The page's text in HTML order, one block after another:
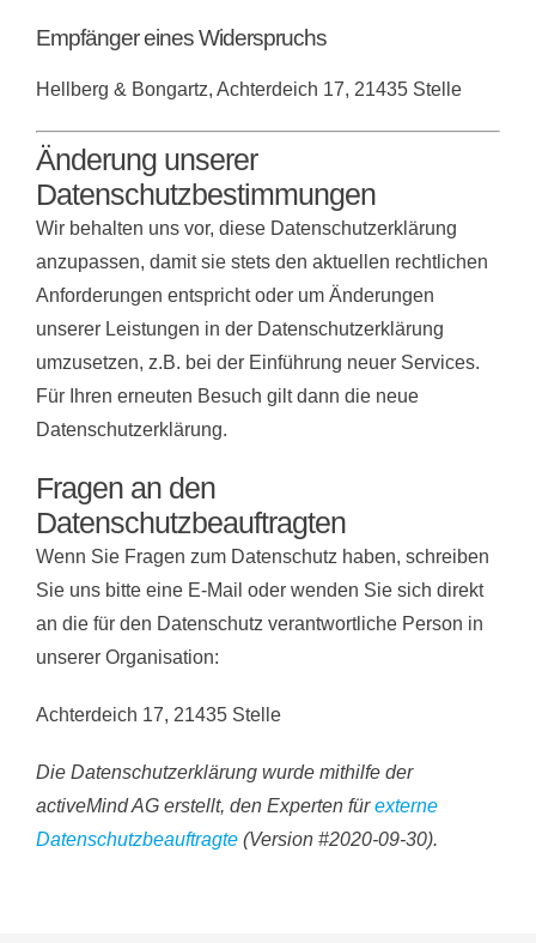
Empfänger eines Widerspruchs
Hellberg & Bongartz, Achterdeich 17, 21435 Stelle
Änderung unserer
Datenschutzbestimmungen
Wir behalten uns vor, diese Datenschutzerklärung
anzupassen, damit sie stets den aktuellen rechtlichen
Anforderungen entspricht oder um Änderungen
unserer Leistungen in der Datenschutzerklärung
umzusetzen, z.B. bei der Einführung neuer Services.
Für Ihren erneuten Besuch gilt dann die neue
Datenschutzerklärung.
Fragen an den
Datenschutzbeauftragten
Wenn Sie Fragen zum Datenschutz haben, schreiben
Sie uns bitte eine E-Mail oder wenden Sie sich direkt
an die für den Datenschutz verantwortliche Person in
unserer Organisation:
Achterdeich 17, 21435 Stelle
Die Datenschutzerklärung wurde mithilfe der
activeMind AG erstellt, den Experten fürexterne
Datenschutzbeauftragte (Version #2020-09-30).